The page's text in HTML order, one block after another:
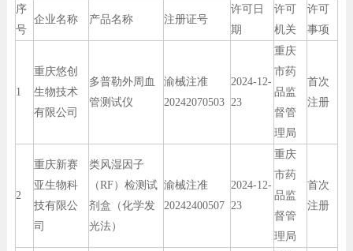
序
号
企业名称 产品名称 注册证号
许可日
期
许可
机关
许可
事项
1
重庆悠创
生物技术
有限公司
多普勒外周血
管测试仪
渝械注准
20242070503
2024-12-
23
重庆
市药
品监
督管
理局
首次
注册
2
重庆新赛
亚生物科
技有限公
司
类风湿因子
（RF）检测试
剂盒（化学发
光法）
渝械注准
20242400507
2024-12-
23
重庆
市药
品监
督管
理局
首次
注册